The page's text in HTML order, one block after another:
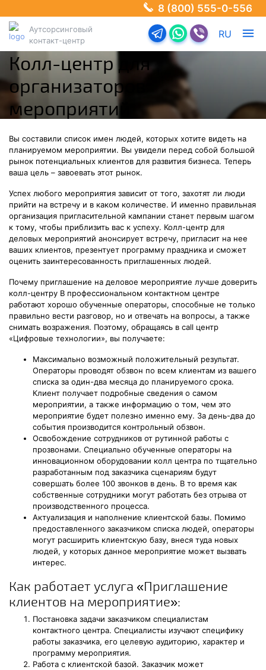
8 (800) 555-0-556
Аутсорсинговый
контакт-центр
Перейти в телеграм-
Перейти в Ватсап
Перейти в
RU
Колл-центр для
организаторов
мероприятий
Вы составили список имен людей, которых хотите видеть на
планируемом мероприятии. Вы увидели перед собой большой
рынок потенциальных клиентов для развития бизнеса. Теперь
ваша цель – завоевать этот рынок.
Успех любого мероприятия зависит от того, захотят ли люди
прийти на встречу и в каком количестве. И именно правильная
организация пригласительной кампании станет первым шагом
к тому, чтобы приблизить вас к успеху. Колл-центр для
деловых мероприятий анонсирует встречу, пригласит на нее
ваших клиентов, презентует программу праздника и сможет
оценить заинтересованность приглашенных людей.
Почему приглашение на деловое мероприятие лучше доверить
колл-центру В профессиональном контактном центре
работают хорошо обученные операторы, способные не только
правильно вести разговор, но и отвечать на вопросы, а также
снимать возражения. Поэтому, обращаясь в call центр
«Цифровые технологии», вы получаете:
Максимально возможный положительный результат.
Операторы проводят обзвон по всем клиентам из вашего
списка за один-два месяца до планируемого срока.
Клиент получает подробные сведения о самом
мероприятии, а также информацию о том, чем это
мероприятие будет полезно именно ему. За день-два до
события производится контрольный обзвон.
Освобождение сотрудников от рутинной работы с
прозвонами. Специально обученные операторы на
инновационном оборудовании колл центра по тщательно
разработанным под заказчика сценариям будут
совершать более 100 звонков в день. В то время как
собственные сотрудники могут работать без отрыва от
производственного процесса.
Актуализация и наполнение клиентской базы. Помимо
предоставленного заказчиком списка людей, операторы
могут расширить клиентскую базу, внеся туда новых
людей, у которых данное мероприятие может вызвать
интерес.
Как работает услуга «Приглашение
клиентов на мероприятие»:
Постановка задачи заказчиком специалистам
контактного центра. Специалисты изучают специфику
работы заказчика, его целевую аудиторию, характер и
программу мероприятия.
Работа с клиентской базой. Заказчик может